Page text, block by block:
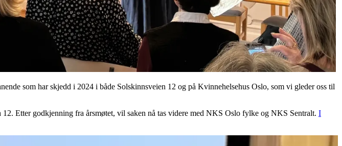
som har skjedd i 2024 i både Solskinnsveien 12 og på Kvinnehelsehus Oslo, som vi gleder oss til
Etter godkjenning fra årsmøtet, vil saken nå tas videre med NKS Oslo fylke og NKS Sentralt. I